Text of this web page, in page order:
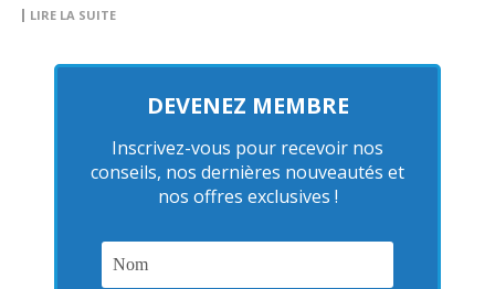
LIRE LA SUITE
DEVENEZ MEMBRE
Inscrivez-vous pour recevoir nos
conseils, nos dernières nouveautés et
nos offres exclusives !